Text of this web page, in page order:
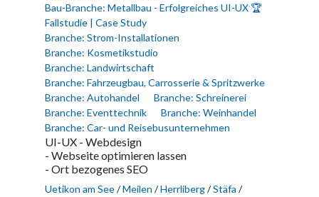
Bau-Branche: Metallbau - Erfolgreiches UI-UX 🏆
Fallstudie | Case Study
Branche: Strom-Installationen
Branche: Kosmetikstudio
Branche: Landwirtschaft
Branche: Fahrzeugbau, Carrosserie & Spritzwerke
Branche: Autohandel
Branche: Schreinerei
Branche: Eventtechnik
Branche: Weinhandel
Branche: Car- und Reisebusunternehmen
UI-UX - Webdesign
- Webseite optimieren lassen
- Ort bezogenes SEO
Uetikon am See/Meilen /Herrliberg/Stäfa /